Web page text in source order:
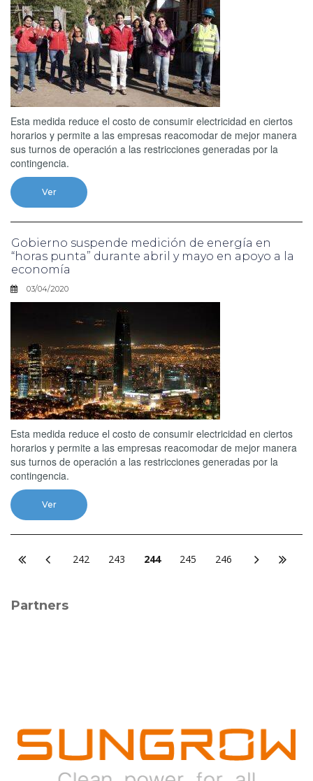
Esta medida reduce el costo de consumir electricidad en ciertos
horarios y permite a las empresas reacomodar de mejor manera
sus turnos de operación a las restricciones generadas por la
contingencia.
Ver
Gobierno suspende medición de energía en
“horas punta” durante abril y mayo en apoyo a la
economía
03/04/2020
Esta medida reduce el costo de consumir electricidad en ciertos
horarios y permite a las empresas reacomodar de mejor manera
sus turnos de operación a las restricciones generadas por la
contingencia.
Ver
242 243 244 245 246
Partners